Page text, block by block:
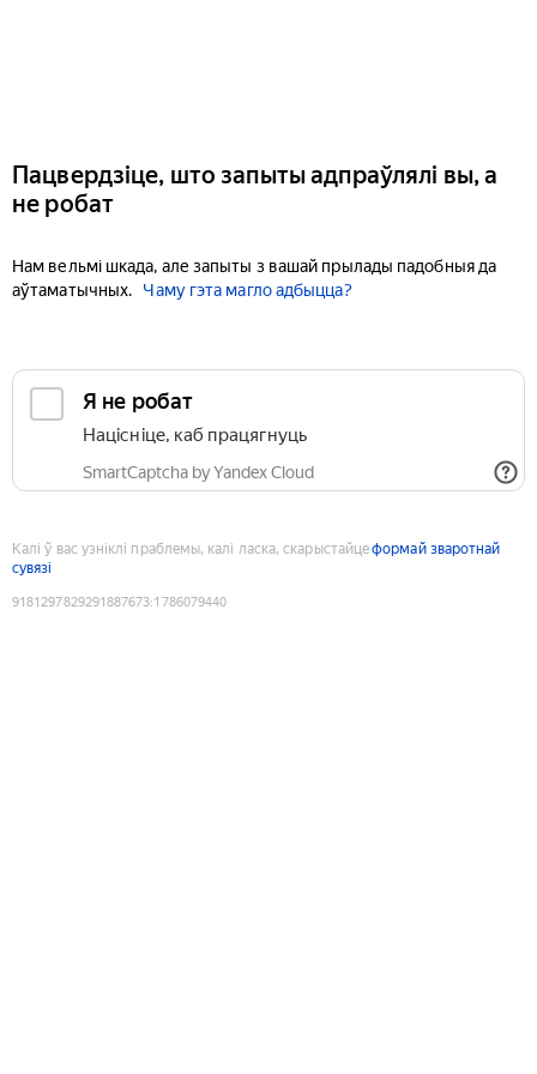
Пацвердзіце, што запыты адпраўлялі вы, а
не робат
Нам вельмі шкада, але запыты з вашай прылады падобныя да
аўтаматычных.
Чаму гэта магло адбыцца?
Я не робат
Націсніце, каб працягнуць
SmartCaptcha by Yandex Cloud
Калі ў вас узніклі праблемы, калі ласка, скарыстайцеформай зваротнай
сувязі
9181297829291887673:1786079440